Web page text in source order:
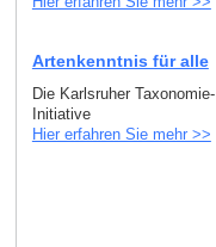
Artenkenntnis für alle
Die Karlsruher Taxonomie-
Initiative
Hier erfahren Sie mehr >>